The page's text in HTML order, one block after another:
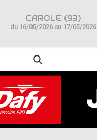
CAROLE (93)
du 16/05/2026 au 17/05/2026